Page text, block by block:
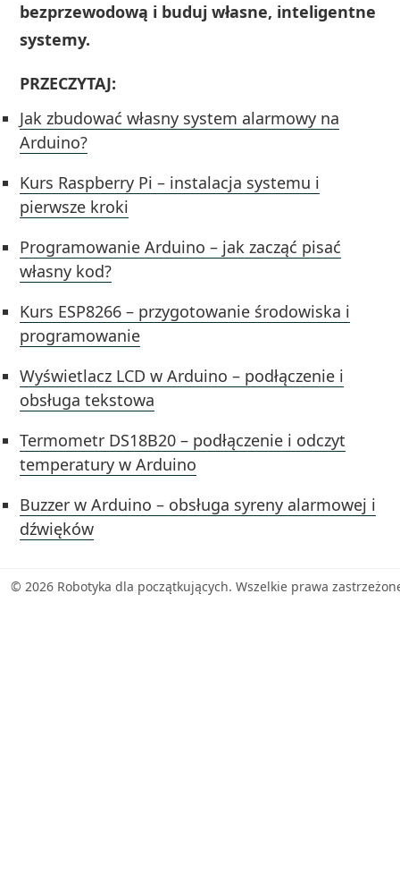
bezprzewodową i buduj własne, inteligentne
systemy.
PRZECZYTAJ:
Jak zbudować własny system alarmowy na
Arduino?
Kurs Raspberry Pi – instalacja systemu i
pierwsze kroki
Programowanie Arduino – jak zacząć pisać
własny kod?
Kurs ESP8266 – przygotowanie środowiska i
programowanie
Wyświetlacz LCD w Arduino – podłączenie i
obsługa tekstowa
Termometr DS18B20 – podłączenie i odczyt
temperatury w Arduino
Buzzer w Arduino – obsługa syreny alarmowej i
dźwięków
© 2026 Robotyka dla początkujących. Wszelkie prawa